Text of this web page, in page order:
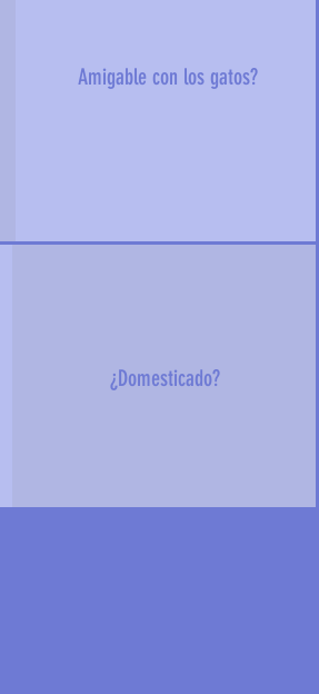
Amigable con los gatos?
¿Domesticado?